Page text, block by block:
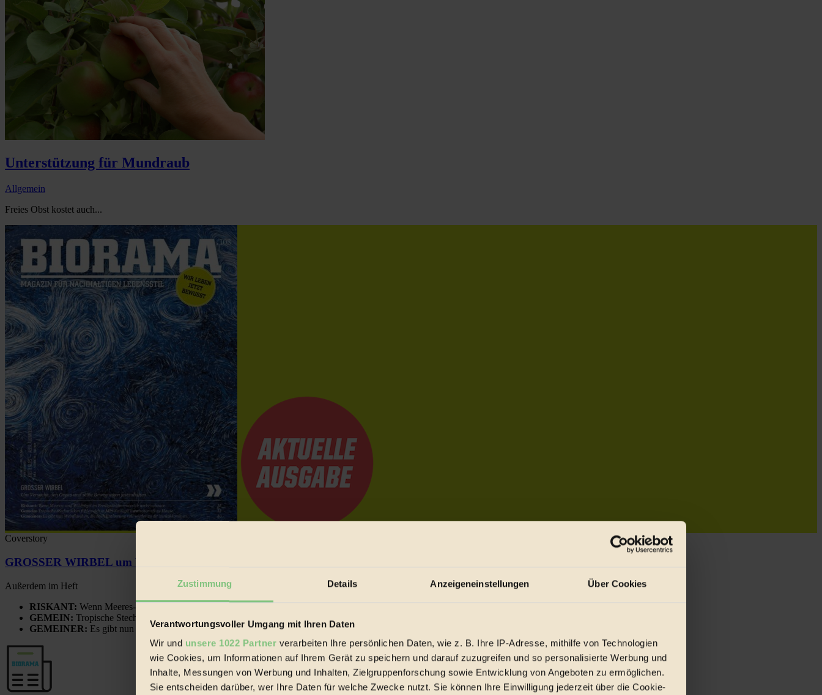
Zustimmung Details Anzeigeneinstellungen Über Cookies
Verantwortungsvoller Umgang mit Ihren Daten
Wir und unsere 1022 Partner verarbeiten Ihre persönlichen Daten, wie z. B. Ihre IP-Adresse, mithilfe von Technologien
wie Cookies, um Informationen auf Ihrem Gerät zu speichern und darauf zuzugreifen und so personalisierte Werbung und
Inhalte, Messungen von Werbung und Inhalten, Zielgruppenforschung sowie Entwicklung von Angeboten zu ermöglichen.
Sie entscheiden darüber, wer Ihre Daten für welche Zwecke nutzt. Sie können Ihre Einwilligung jederzeit über die Cookie-
Unterstützung für Mundraub
Allgemein
Freies Obst kostet auch...
Coverstory
GROSSER WIRBEL um Versuche, den Ozean und seine Bewegungen festzuhalten.
Außerdem im Heft
RISKANT: Wenn Meeres- und Wildvögel im Freilandhühnerbetrieb vorbeischauen.
GEMEIN: Tropische Stechmücken fühlen sich in Mitteleuropa inziwschen oft zu Hause.
GEMEINER: Es gibt nun Weinflaschen, die nach Entleerung voll wieder zu dir zurückkommen.